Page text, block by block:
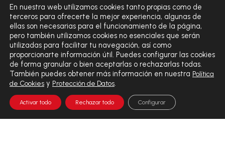
Suscríbete a la
Newsletter
Recibirás todas las promociones y novedades.
En nuestra web utilizamos cookies tanto propias como de
terceros para ofrecerte la mejor experiencia, algunas de
ellas son necesarias para el funcionamiento de la página,
pero también utilizamos cookies no esenciales que serán
utilizadas para facilitar tu navegación, así como
proporcionarte información útil. Puedes configurar las cookies
de forma granular o bien aceptarlas o rechazarlas todas.
También puedes obtener más información en nuestra Política
de Cookies y Protección de Datos.
Activar todo Rechazar todo Configurar